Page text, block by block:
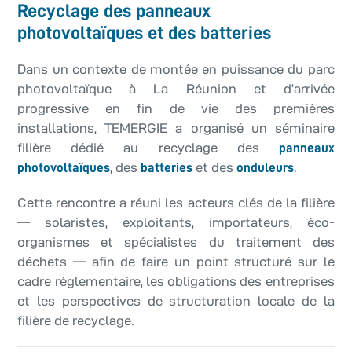
Recyclage des panneaux
photovoltaïques et des batteries
Dans un contexte de montée en puissance du parc
photovoltaïque à La Réunion et d’arrivée
progressive en fin de vie des premières
installations, TEMERGIE a organisé un séminaire
filière dédié au recyclage des
panneaux
photovoltaïques, des batteries et desonduleurs.
Cette rencontre a réuni les acteurs clés de la filière
— solaristes, exploitants, importateurs, éco-
organismes et spécialistes du traitement des
déchets — afin de faire un point structuré sur le
cadre réglementaire, les obligations des entreprises
et les perspectives de structuration locale de la
filière de recyclage.